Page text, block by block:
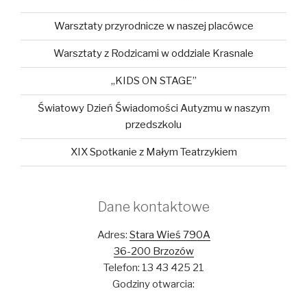
Warsztaty przyrodnicze w naszej placówce
Warsztaty z Rodzicami w oddziale Krasnale
„KIDS ON STAGE”
Światowy Dzień Świadomości Autyzmu w naszym
przedszkolu
XIX Spotkanie z Małym Teatrzykiem
Dane kontaktowe
Adres: Stara Wieś 790A
36-200 Brzozów
Telefon: 13 43 425 21
Godziny otwarcia: